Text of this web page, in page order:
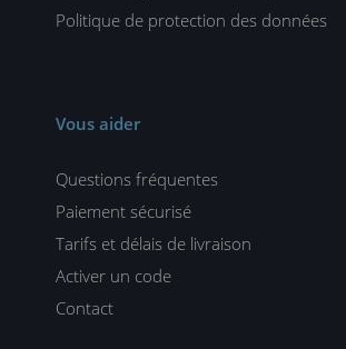
Politique de protection des données
Vous aider
Questions fréquentes
Paiement sécurisé
Tarifs et délais de livraison
Activer un code
Contact